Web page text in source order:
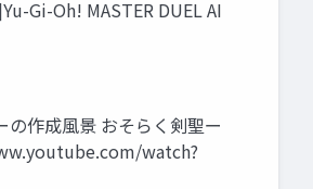
Gi-Oh! MASTER DUEL AI
作成風景 おそらく剣聖ー
watch?